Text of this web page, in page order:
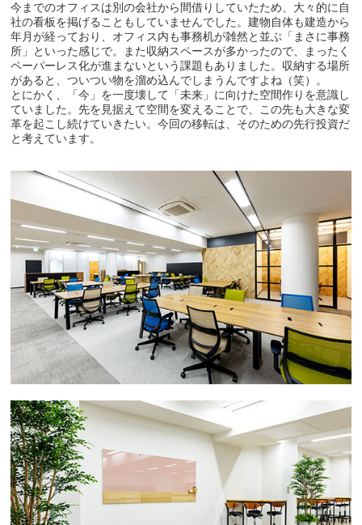
今までのオフィスは別の会社から間借りしていたため、大々的に自
社の看板を掲げることもしていませんでした。建物自体も建造から
年月が経っており、オフィス内も事務机が雑然と並ぶ「まさに事務
所」といった感じで。また収納スペースが多かったので、まったく
ペーパーレス化が進まないという課題もありました。収納する場所
があると、ついつい物を溜め込んでしまうんですよね（笑）。
とにかく、「今」を一度壊して「未来」に向けた空間作りを意識し
ていました。先を見据えて空間を変えることで、この先も大きな変
革を起こし続けていきたい。今回の移転は、そのための先行投資だ
と考えています。